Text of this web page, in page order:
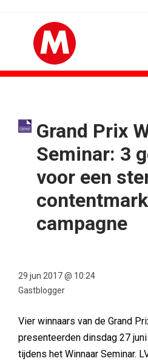
Grand Prix
Seminar: 3
voor een
campagne
29 jun 2017 @ 10:24
Gastblogger
Vier winnaars van de Grand
presenteerden dinsdag 27
tijdens het Winnaar Seminar.